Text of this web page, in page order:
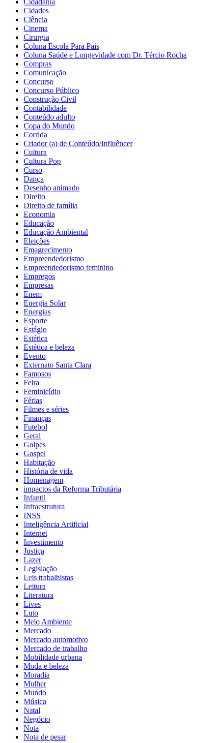
Cidades
Ciência
Cinema
Cirurgia
Coluna Escola Para Pais
Coluna Saúde e Longevidade com Dr. Tércio Rocha
Compras
Comunicação
Concurso
Concurso Público
Construção Civil
Contabilidade
Conteúdo adulto
Copa do Mundo
Corrida
Criador (a) de Conteúdo/Influêncer
Cultura
Cultura Pop
Curso
Dança
Desenho animado
Direito
Direito de família
Economia
Educação
Educação Ambiental
Eleições
Emagrecimento
Empreendedorismo
Empreendedorismo feminino
Empregos
Empresas
Enem
Energia Solar
Energias
Esporte
Estágio
Estética
Estética e beleza
Evento
Externato Santa Clara
Famosos
Feira
Feminicídio
Férias
Filmes e séries
Finanças
Futebol
Geral
Golpes
Gospel
Habitação
História de vida
Homenagem
impactos da Reforma Tributária
Infantil
Infraestrutura
INSS
Inteligência Artificial
Internet
Investimento
Justiça
Lazer
Legislação
Leis trabalhistas
Leitura
Literatura
Lives
Luto
Meio Ambiente
Mercado
Mercado automotivo
Mercado de trabalho
Mobilidade urbana
Moda e beleza
Moradia
Mulher
Mundo
Música
Natal
Negócio
Nota
Nota de pesar